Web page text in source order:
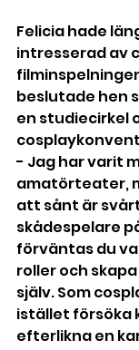
Felicia hade
intresserad av
beslutade hen
en studiecirkel
- Jag har varit
amatörteater,
att sånt är
skådespelare
förväntas du
roller och
själv. Som
istället försöka
efterlikna en